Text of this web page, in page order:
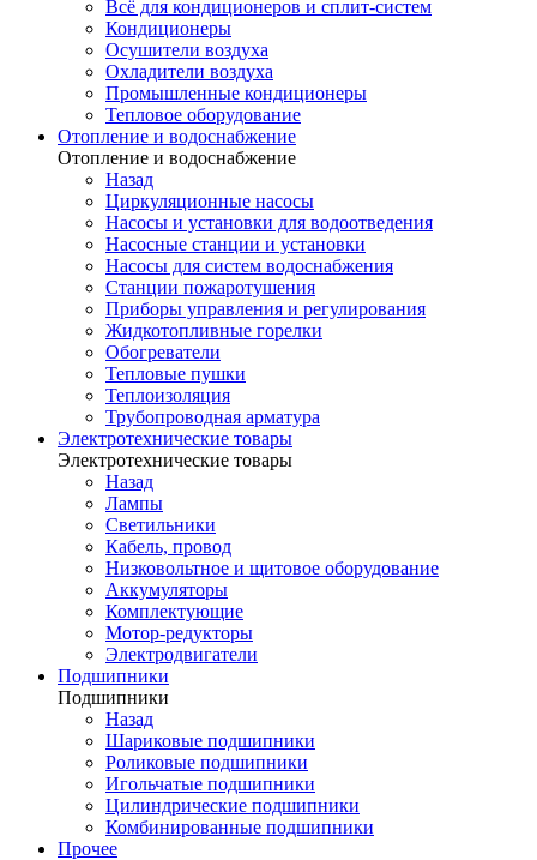
Всё для кондиционеров и сплит-систем
Кондиционеры
Осушители воздуха
Охладители воздуха
Промышленные кондиционеры
Тепловое оборудование
Отопление и водоснабжение
Отопление и водоснабжение
Назад
Циркуляционные насосы
Насосы и установки для водоотведения
Насосные станции и установки
Насосы для систем водоснабжения
Станции пожаротушения
Приборы управления и регулирования
Жидкотопливные горелки
Обогреватели
Тепловые пушки
Теплоизоляция
Трубопроводная арматура
Электротехнические товары
Электротехнические товары
Назад
Лампы
Светильники
Кабель, провод
Низковольтное и щитовое оборудование
Аккумуляторы
Комплектующие
Мотор-редукторы
Электродвигатели
Подшипники
Подшипники
Назад
Шариковые подшипники
Роликовые подшипники
Игольчатые подшипники
Цилиндрические подшипники
Комбинированные подшипники
Прочее